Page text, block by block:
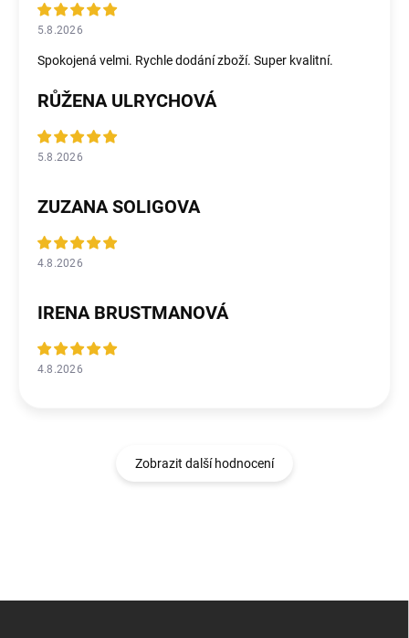
5.8.2026
Spokojená velmi. Rychle dodání zboží. Super kvalitní.
RŮŽENA ULRYCHOVÁ
5.8.2026
ZUZANA SOLIGOVA
4.8.2026
IRENA BRUSTMANOVÁ
4.8.2026
Zobrazit další hodnocení